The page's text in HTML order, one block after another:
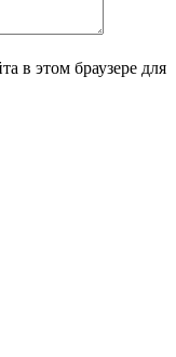
в этом браузере для